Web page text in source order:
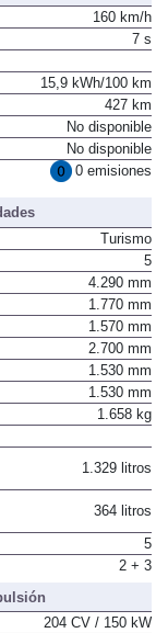
160 km/h
7 s
15,9 kWh/100 km
427 km
No disponible
No disponible
0 emisiones
Turismo
5
4.290 mm
1.770 mm
1.570 mm
2.700 mm
1.530 mm
1.530 mm
1.658 kg
1.329 litros
364 litros
5
2 + 3
204 CV / 150 kW